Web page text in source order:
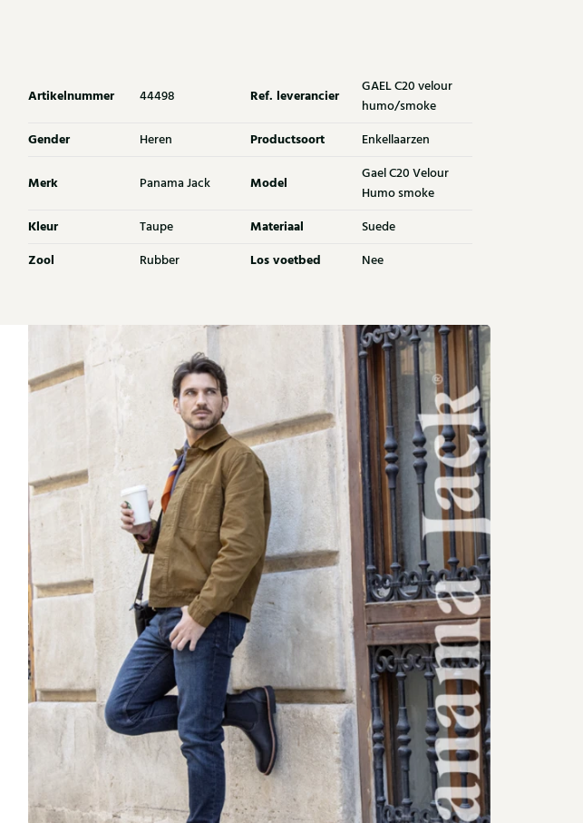
Artikelnummer 44498 Ref. leverancier
GAEL C20 velour
humo/smoke
Gender Heren Productsoort Enkellaarzen
Merk Panama Jack Model
Gael C20 Velour
Humo smoke
Kleur Taupe Materiaal Suede
Zool Rubber Los voetbed Nee